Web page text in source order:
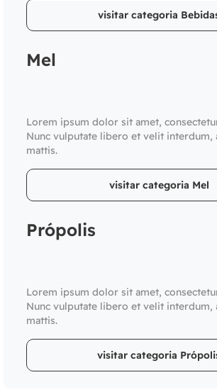
visitar categoria
Mel
Lorem ipsum dolor sit amet,
Nunc vulputate libero et velit interdum,
mattis.
visitar categoria Mel
Própolis
Lorem ipsum dolor sit amet,
Nunc vulputate libero et velit interdum,
mattis.
visitar categoria